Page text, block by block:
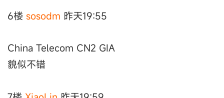
6楼 sosodm 昨天19:55
China Telecom CN2 GIA
貌似不错